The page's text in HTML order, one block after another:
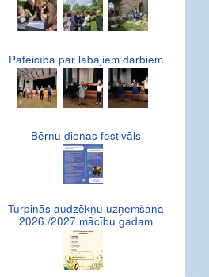
Pateicība par labajiem darbiem
Bērnu dienas festivāls
Turpinās audzēkņu uzņemšana
2026./2027.mācību gadam